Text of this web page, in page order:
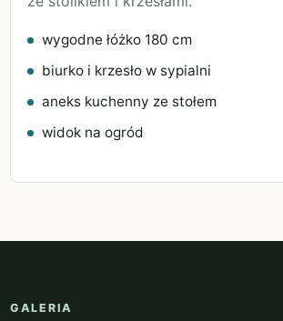
wygodne łóżko 180 cm
biurko i krzesło w sypialni
aneks kuchenny ze stołem
widok na ogród
GALERIA